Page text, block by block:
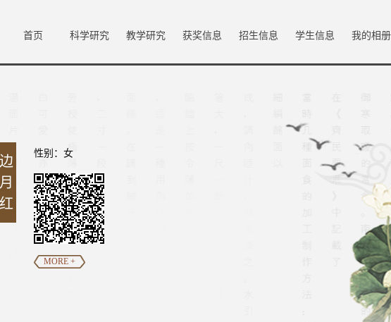
首页 科学研究 教学研究 获奖信息 招生信息 学生信息 我的相册
性别：女
MORE +